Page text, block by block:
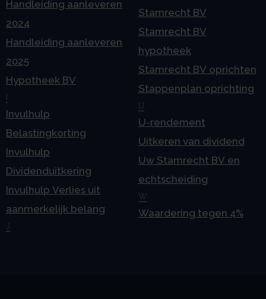
Handleiding aanleveren
2024
Handleiding aanleveren
2025
Hypotheek BV
Invulhulp
Belastingkorting
Invulhulp
Dividenduitkering
Invulhulp Verlies uit
aanmerkelijk belang
J
Stamrecht BV
Stamrecht BV
hypotheek
Stamrecht BV oprichten
Stappenplan oprichting
U
U-rendement
Uitkeren van dividend
Uw Stamrecht BV en
echtscheiding
W
Waardering tegen 4%